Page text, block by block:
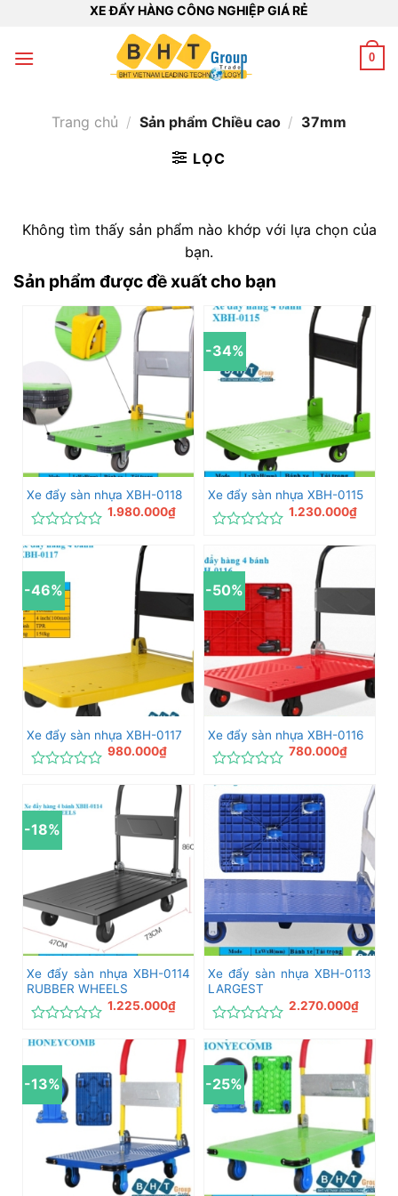
nội
XE ĐẨY HÀNG CÔNG NGHIỆP GIÁ RẺ
0
Trang chủ / Sản phẩm Chiều cao / 37mm
LỌC
Không tìm thấy sản phẩm nào khớp với lựa chọn của
bạn.
Sản phẩm được đề xuất cho bạn
Xe đẩy sàn nhựa XBH-0118
xếp
0
5
sao
1.980.000₫
-34%
Xe đẩy sàn nhựa XBH-0115
xếp
hạng
0
5
sao
1.230.000₫
-46%
Xe đẩy sàn nhựa XBH-0117
hạng
0
5
sao
980.000₫
-50%
Xe đẩy sàn nhựa XBH-0116
xếp
hạng
5
sao
780.000₫
-18%
Xe đẩy sàn nhựa XBH-0114
RUBBER WHEELS
xếp
0
5
sao
1.225.000₫
Xe đẩy sàn nhựa XBH-0113
LARGEST
xếp
hạng
0
5
sao
2.270.000₫
-13% -25%